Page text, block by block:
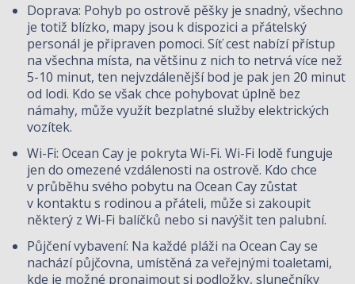
Doprava: Pohyb po ostrově pěšky je snadný, všechno
je totiž blízko, mapy jsou k dispozici a přátelský
personál je připraven pomoci. Síť cest nabízí přístup
na všechna místa, na většinu z nich to netrvá více než
5-10 minut, ten nejvzdálenější bod je pak jen 20 minut
od lodi. Kdo se však chce pohybovat úplně bez
námahy, může využít bezplatné služby elektrických
vozítek.
Wi-Fi: Ocean Cay je pokryta Wi-Fi. Wi-Fi lodě funguje
jen do omezené vzdálenosti na ostrově. Kdo chce
v průběhu svého pobytu na Ocean Cay zůstat
v kontaktu s rodinou a přáteli, může si zakoupit
některý z Wi-Fi balíčků nebo si navýšit ten palubní.
Půjčení vybavení: Na každé pláži na Ocean Cay se
nachází půjčovna, umístěná za veřejnými toaletami,
kde je možné pronajmout si podložky, slunečníky